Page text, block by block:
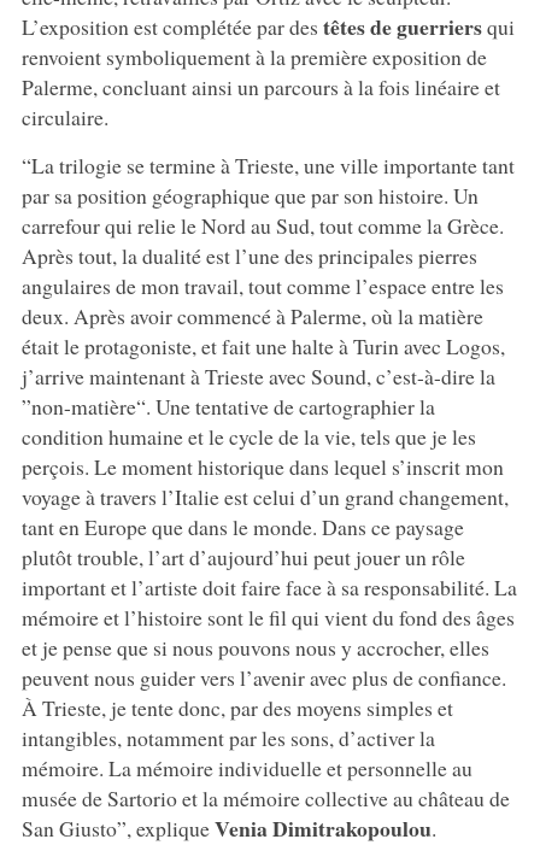
L’exposition est complétée par des têtes de guerriersqui
renvoient symboliquement à la première exposition de
Palerme, concluant ainsi un parcours à la fois linéaire et
circulaire.
“La trilogie se termine à Trieste, une ville importante tant
par sa position géographique que par son histoire. Un
carrefour qui relie le Nord au Sud, tout comme la Grèce.
Après tout, la dualité est l’une des principales pierres
angulaires de mon travail, tout comme l’espace entre les
deux. Après avoir commencé à Palerme, où la matière
était le protagoniste, et fait une halte à Turin avec Logos,
j’arrive maintenant à Trieste avec Sound, c’est-à-dire la
”non-matière“. Une tentative de cartographier la
condition humaine et le cycle de la vie, tels que je les
perçois. Le moment historique dans lequel s’inscrit mon
voyage à travers l’Italie est celui d’un grand changement,
tant en Europe que dans le monde. Dans ce paysage
plutôt trouble, l’art d’aujourd’hui peut jouer un rôle
important et l’artiste doit faire face à sa responsabilité. La
mémoire et l’histoire sont le fil qui vient du fond des âges
et je pense que si nous pouvons nous y accrocher, elles
peuvent nous guider vers l’avenir avec plus de confiance.
À Trieste, je tente donc, par des moyens simples et
intangibles, notamment par les sons, d’activer la
mémoire. La mémoire individuelle et personnelle au
musée de Sartorio et la mémoire collective au château de
San Giusto”, expliqueVenia Dimitrakopoulou.